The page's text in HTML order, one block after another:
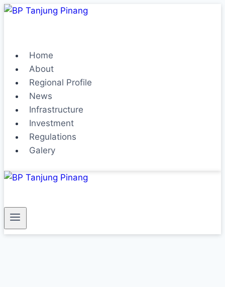
Home
About
Regional Profile
News
Infrastructure
Investment
Regulations
Galery